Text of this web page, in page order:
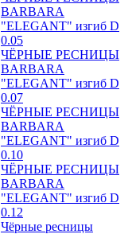
BARBARA
"ELEGANT" изгиб D
0.05
ЧЁРНЫЕ РЕСНИЦЫ
BARBARA
"ELEGANT" изгиб D
0.07
ЧЁРНЫЕ РЕСНИЦЫ
BARBARA
"ELEGANT" изгиб D
0.10
ЧЁРНЫЕ РЕСНИЦЫ
BARBARA
"ELEGANT" изгиб D
0.12
Чёрные ресницы